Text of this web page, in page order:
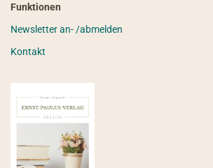
Funktionen
Newsletter an- /abmelden
Kontakt